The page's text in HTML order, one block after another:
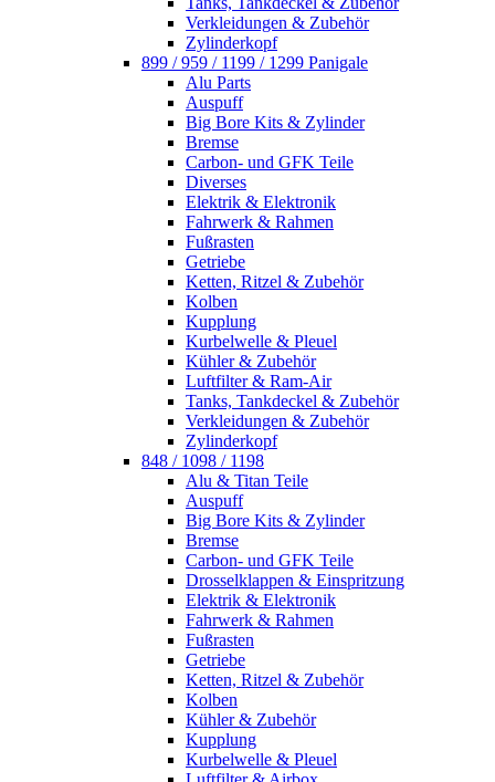
Verkleidungen & Zubehör
Zylinderkopf
899 / 959 / 1199 / 1299 Panigale
Alu Parts
Auspuff
Big Bore Kits & Zylinder
Bremse
Carbon- und GFK Teile
Diverses
Elektrik & Elektronik
Fahrwerk & Rahmen
Fußrasten
Getriebe
Ketten, Ritzel & Zubehör
Kolben
Kupplung
Kurbelwelle & Pleuel
Kühler & Zubehör
Luftfilter & Ram-Air
Tanks, Tankdeckel & Zubehör
Verkleidungen & Zubehör
Zylinderkopf
848 / 1098 / 1198
Alu & Titan Teile
Auspuff
Big Bore Kits & Zylinder
Bremse
Carbon- und GFK Teile
Drosselklappen & Einspritzung
Elektrik & Elektronik
Fahrwerk & Rahmen
Fußrasten
Getriebe
Ketten, Ritzel & Zubehör
Kolben
Kühler & Zubehör
Kupplung
Kurbelwelle & Pleuel